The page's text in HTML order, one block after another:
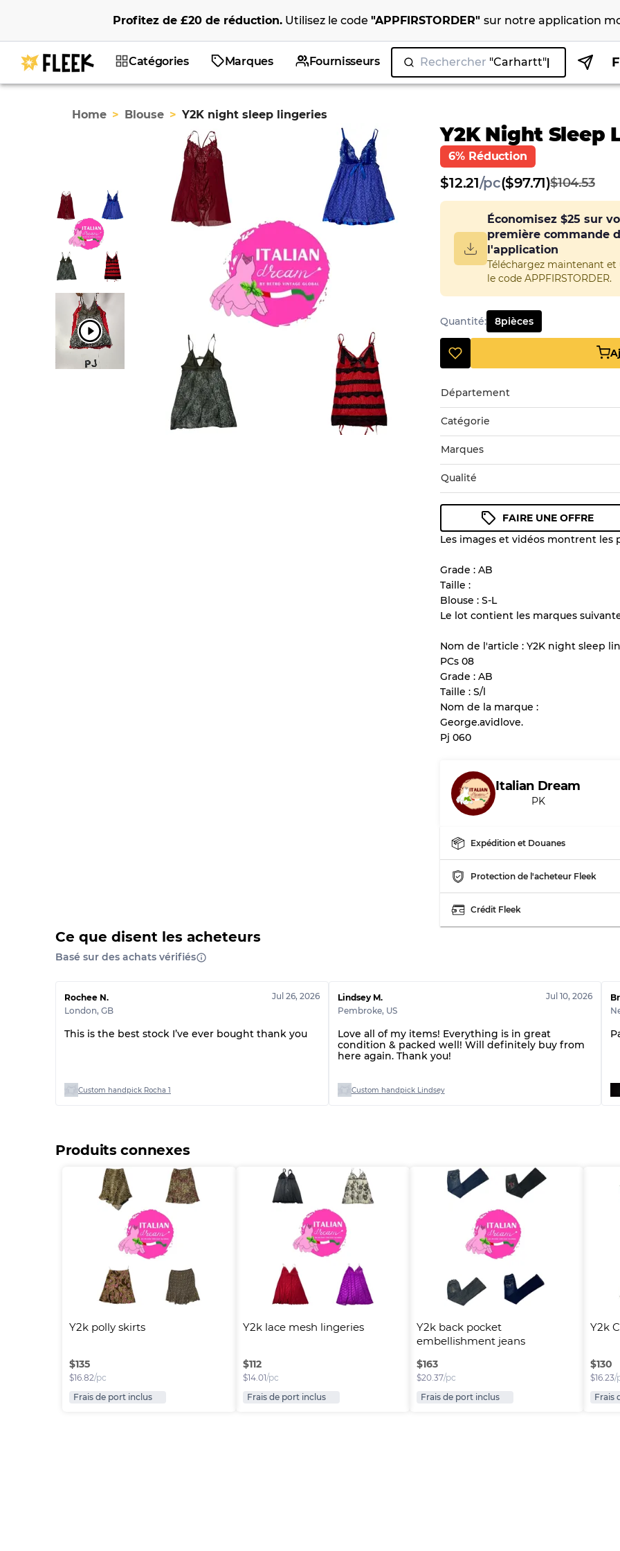
Profitez de £20de réduction. Utilisez le code "APPFIRSTORDER" sur notre application
Catégories Marques Fournisseurs Rechercher "C
Home > Blouse > Y2K night sleep lingeries
Y2K Night Sleep
6% Réduction
$12.21/pc($97.71)$104.53
Économisez $25 sur
première commande
l'application
Téléchargez maintenant et
le code APPFIRSTORDER.
Quantité: 8pièces
Département
Catégorie
Marques
Qualité
Guide des conditions
Tous les produits incluent un
l'état et l'apparence de
Il y a une marge d'erreur
Notre système à 3 niveaux
Qualité A
Qualité C Usure visible avec
Qualité AB
FAIRE UNE OFFRE
Les images et vidéos montrent
Grade : AB
Taille :
Blouse : S-L
Le lot contient les marques
Nom de l'article : Y2K night sleep
PCs 08
Grade : AB
Taille : S/l
Nom de la marque :
George.avidlove.
Pj 060
Italian Dream
PK
Expédition et Douanes
Protection de l'acheteur Fleek
Crédit Fleek
Ce que disent les acheteurs
Basé sur des achats vérifiés
Rochee N.
London, GB
Jul 26, 2026
This is the best stock I’ve ever bought thank you
Custom handpick Rocha 1
Lindsey M.
Pembroke, US
Jul 10, 2026
Love all of my items! Everything is in great
condition & packed well! Will definitely buy from
here again. Thank you!
Custom handpick Lindsey
Produits connexes
Y2k polly skirts
$135
$16.82/pc
Frais de port inclus
Y2k lace mesh lingeries
$112
$14.01/pc
Frais de port inclus
Y2k back pocket
embellishment jeans
$163
$20.37/pc
Frais de port inclus
Y2k
$130
$16.23/
Frais